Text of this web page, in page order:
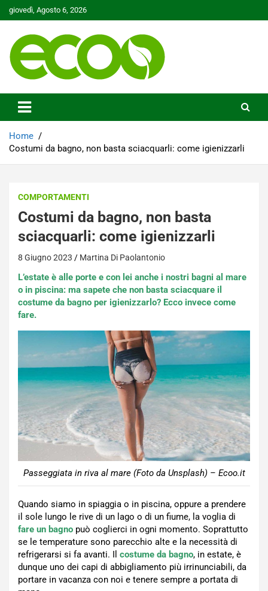
Skip
to
giovedì, Agosto 6, 2026
Ecoo.it
Home
Costumi da bagno, non basta sciacquarli: come igienizzarli
COMPORTAMENTI
Costumi da bagno, non basta
sciacquarli: come igienizzarli
8 Giugno 2023 Martina Di Paolantonio
L’estate è alle porte e con lei anche i nostri bagni al mare
o in piscina: ma sapete che non basta sciacquare il
costume da bagno per igienizzarlo? Ecco invece come
fare.
Passeggiata in riva al mare (Foto da Unsplash) – Ecoo.it
Quando siamo in spiaggia o in piscina, oppure a prendere
il sole lungo le rive di un lago o di un fiume, la voglia di
fare un bagno può coglierci in ogni momento. Soprattutto
se le temperature sono parecchio alte e la necessità di
refrigerarsi si fa avanti. Il costume da bagno, in estate, è
dunque uno dei capi di abbigliamento più irrinunciabili, da
portare in vacanza con noi e tenere sempre a portata di